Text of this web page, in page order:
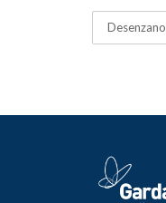
Desenzano